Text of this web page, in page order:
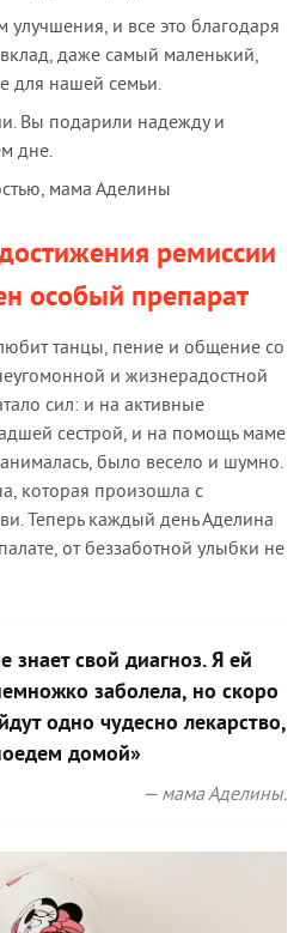
и все это благодаря
даже самый маленький,
для нашей семьи.
Вы подарили надежду и
дне.
мама Аделины
ремиссии
особый препарат
танцы, пение и общение со
и жизнерадостной
сил: и на активные
сестрой, и на помощь маме
было весело и шумно.
которая произошла с
Теперь каждый день Аделина
от беззаботной улыбки не
знает свой диагноз. Я ей
заболела, но скоро
одно чудесно лекарство,
домой»
— мама Аделины.